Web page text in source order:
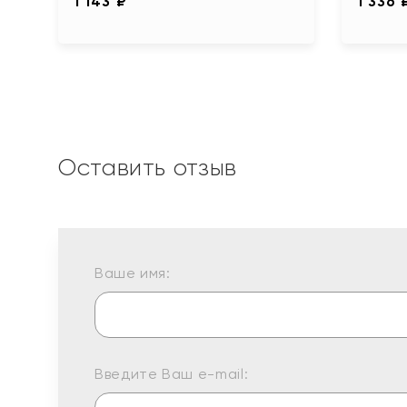
Оставить отзыв
Ваше имя:
Введите Ваш e-mail: